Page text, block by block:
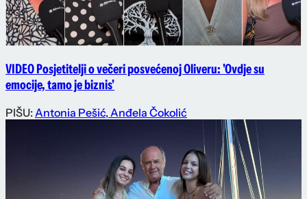
VIDEO Posjetitelji o večeri posvećenoj Oliveru: 'Ovdje su
emocije, tamo je biznis'
PIŠU: Antonia Pešić,Anđela Čokolić